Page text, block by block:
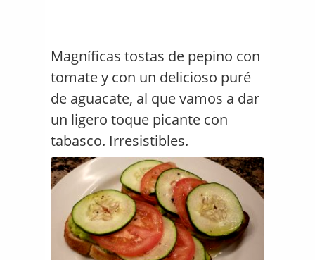
Magníficas tostas de pepino con
tomate y con un delicioso puré
de aguacate, al que vamos a dar
un ligero toque picante con
tabasco. Irresistibles.